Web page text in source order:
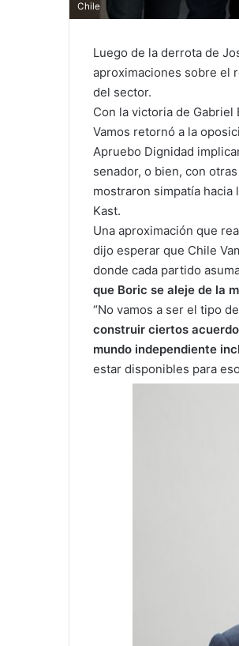
Chile
Luego de la derrota de
aproximaciones sobre el
del sector.
Con la victoria de
Vamos retornó a la
Apruebo Dignidad
senador, o bien, con
mostraron simpatía
Kast.
Una aproximación que
dijo esperar que Chile
donde cada partido
que Boric se aleje de la
“No vamos a ser el tipo
construir ciertos
mundo independiente
estar disponibles para